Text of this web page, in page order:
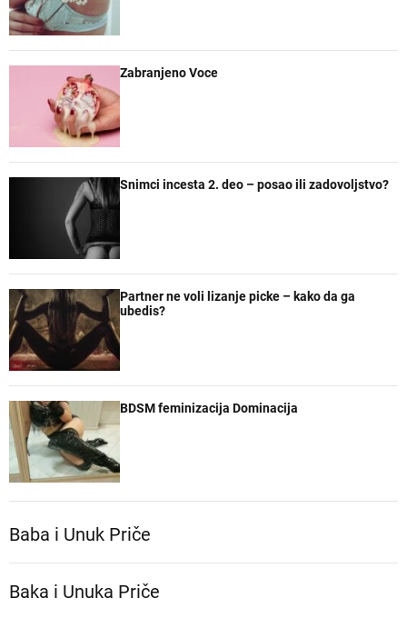
a
r
Zabranjeno Voce
Snimci incesta 2. deo – posao ili zadovoljstvo?
Partner ne voli lizanje picke – kako da ga
ubedis?
BDSM feminizacija Dominacija
Baba i Unuk Priče
Baka i Unuka Pričе